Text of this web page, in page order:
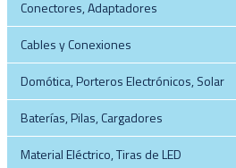
Conectores, Adaptadores
Cables y Conexiones
Domótica, Porteros Electrónicos, Solar
Baterías, Pilas, Cargadores
Material Eléctrico, Tiras de LED